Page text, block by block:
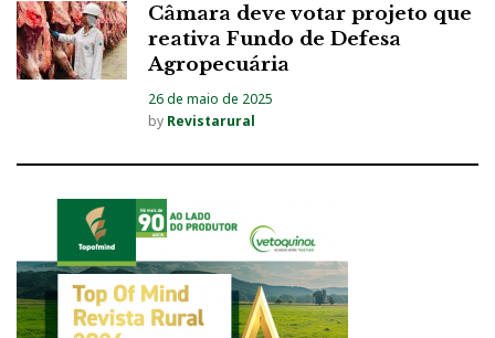
Câmara deve votar projeto que
reativa Fundo de Defesa
Agropecuária
26 de maio de 2025
by Revistarural